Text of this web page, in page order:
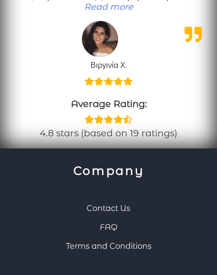
Read more“Πολύ χρήσιμες
Βιργινία Χ.
Average Rating:
4.8 stars (based on 19 ratings)
Company
Contact Us
FAQ
Terms and Conditions